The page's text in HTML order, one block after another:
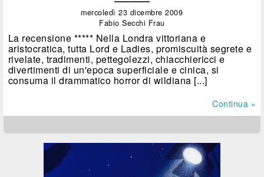
mercoledì 23 dicembre 2009
Fabio Secchi Frau
La recensione ***** Nella Londra vittoriana e
aristocratica, tutta Lord e Ladies, promiscuità segrete e
rivelate, tradimenti, pettegolezzi, chiacchiericci e
divertimenti di un'epoca superficiale e cinica, si
consuma il drammatico horror di wildiana [...]
Continua »